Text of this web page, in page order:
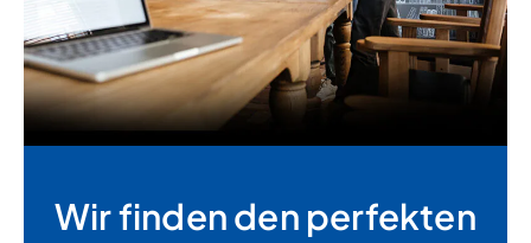
Wir finden den perfekten